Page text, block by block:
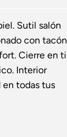
Sutil salón
con tacón
Cierre en
Interior
todas tus